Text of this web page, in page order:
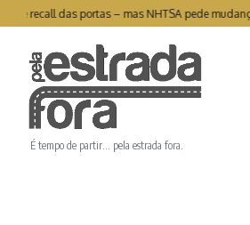
Ir para o conteúdo
de recall das portas – mas NHTSA pede
É tempo de partir… pela estrada fora.